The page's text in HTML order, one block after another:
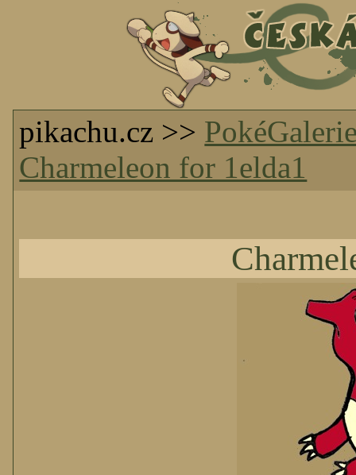
pikachu.cz >>
Charmeleon for 1elda1